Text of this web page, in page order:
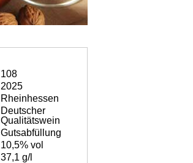
108
2025
Rheinhessen
Deutscher
Qualitätswein
Gutsabfüllung
10,5% vol
37,1 g/l